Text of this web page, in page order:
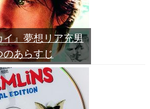
イ』夢想リア充男
のあらすじ